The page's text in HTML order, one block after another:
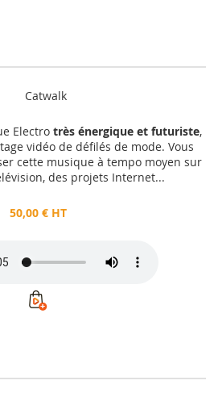
Catwalk
Electro très énergique et futuriste,
vidéo de défilés de mode. Vous
cette musique à tempo moyen sur
des projets Internet...
50,00 € HT